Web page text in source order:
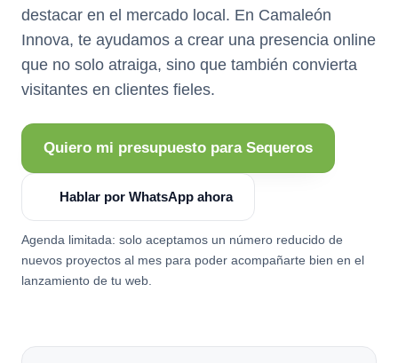
destacar en el mercado local. En Camaleón
Innova, te ayudamos a crear una presencia online
que no solo atraiga, sino que también convierta
visitantes en clientes fieles.
Quiero mi presupuesto para Sequeros
Hablar por WhatsApp ahora
Agenda limitada: solo aceptamos un número reducido de
nuevos proyectos al mes para poder acompañarte bien en el
lanzamiento de tu web.